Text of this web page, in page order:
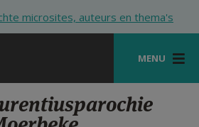
microsites, auteurs en thema's
MENU